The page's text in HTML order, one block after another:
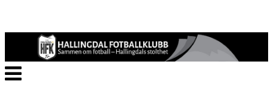
Veksle
navigasjon